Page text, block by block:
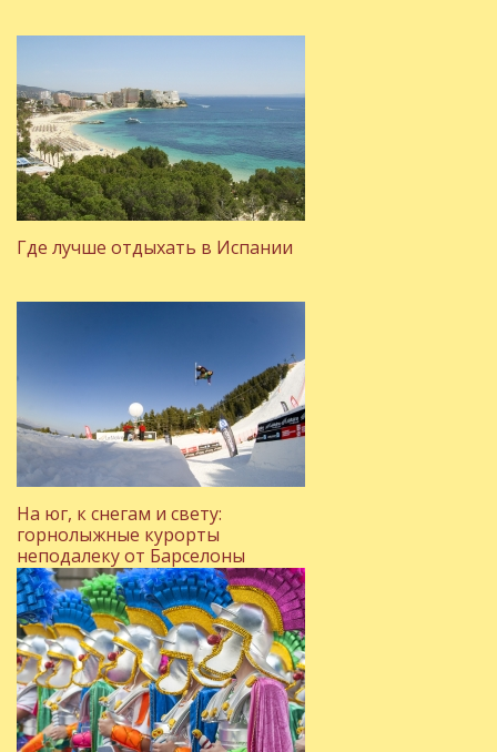
Где лучше отдыхать в Испании
На юг, к снегам и свету:
горнолыжные курорты
неподалеку от Барселоны